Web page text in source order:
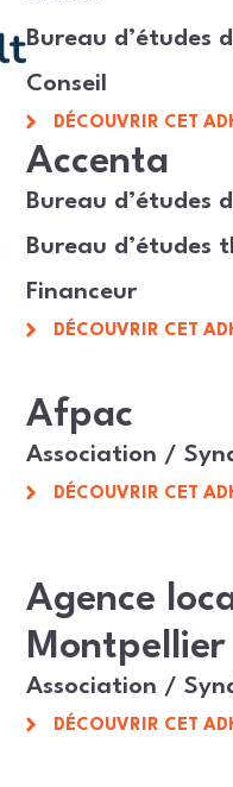
Bureau d’études
Conseil
DÉCOUVRIR CET
Accenta
Bureau d’études
Bureau d’études
Financeur
DÉCOUVRIR CET
Afpac
Association /
DÉCOUVRIR CET
Agence
Montpellier
Association /
DÉCOUVRIR CET